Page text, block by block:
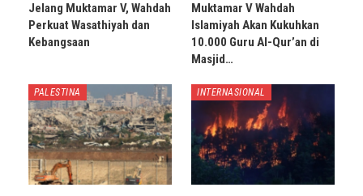
Jelang Muktamar V, Wahdah
Perkuat Wasathiyah dan
Kebangsaan
Muktamar V Wahdah
Islamiyah Akan Kukuhkan
10.000 Guru Al-Qur’an di
Masjid…
PALESTINA INTERNASIONAL